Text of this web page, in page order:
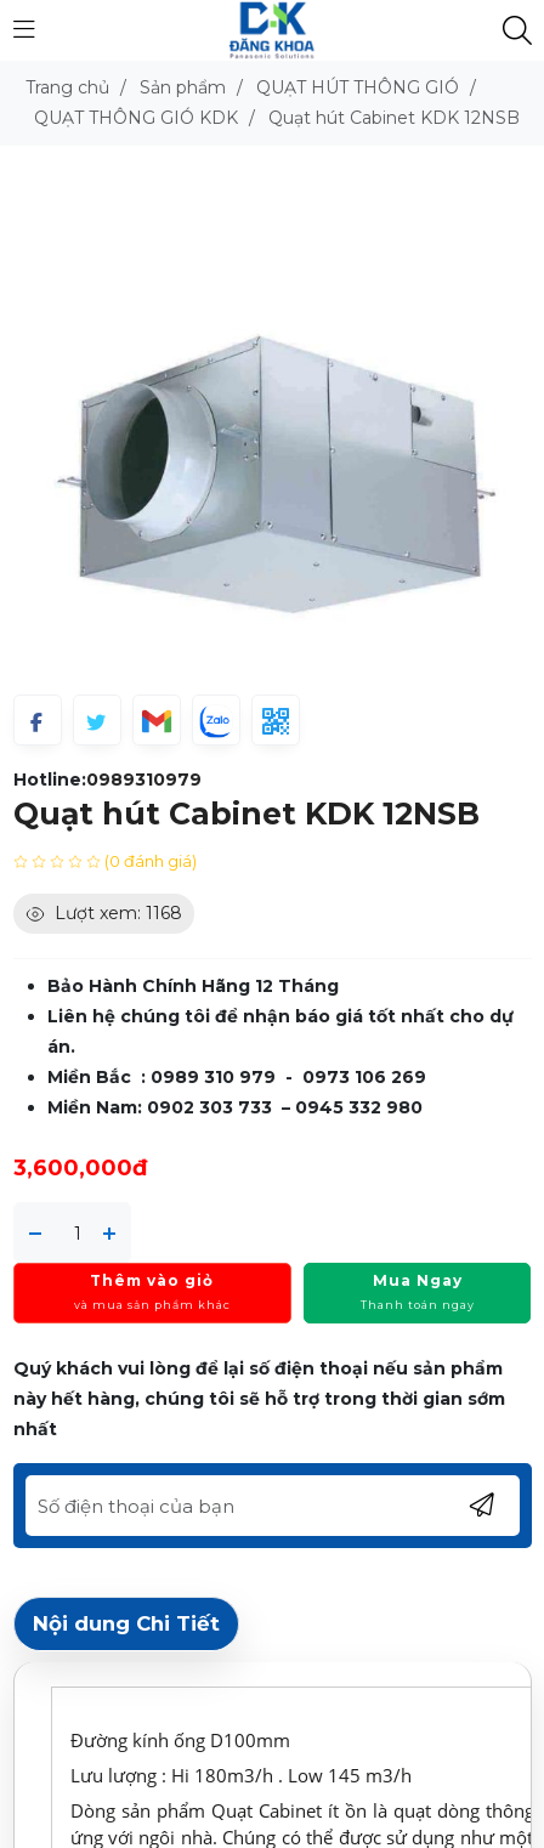
Trang chủ / Sản phẩm / QUẠT HÚT THÔNG GIÓ /
QUẠT THÔNG GIÓ KDK / Quạt hút Cabinet KDK 12NSB
Hotline:0989310979
Quạt hút Cabinet KDK 12NSB
(0 đánh giá)
Lượt xem: 1168
Bảo Hành Chính Hãng 12 Tháng
Liên hệ chúng tôi để nhận báo giá tốt nhất cho dự
án.
Miền Bắc : 0989 310 979 - 0973 106 269
Miền Nam: 0902 303 733 – 0945 332 980
3,600,000đ
Thêm vào giỏ
và mua sản phẩm khác
Mua Ngay
Thanh toán ngay
Quý khách vui lòng để lại số điện thoại nếu sản phẩm
này hết hàng, chúng tôi sẽ hỗ trợ trong thời gian sớm
nhất
Nội dung Chi Tiết
Đường kính ống D100mm
Lưu lượng : Hi 180m3/h . Low 145 m3/h
Dòng sản phẩm Quạt Cabinet ít ồn là quạt dòng
ứng với ngôi nhà. Chúng có thể được sử dụng như